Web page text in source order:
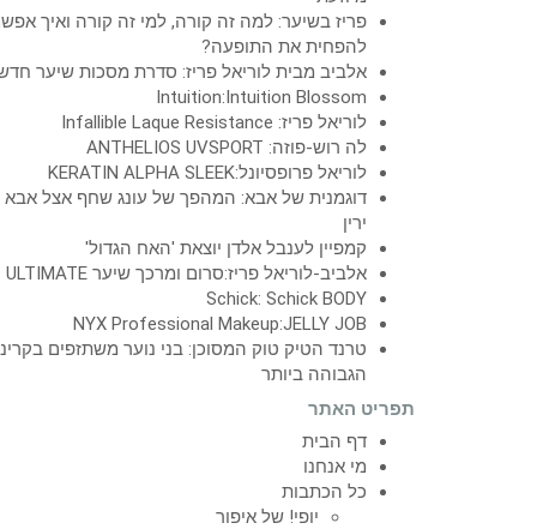
פריז בשיער: למה זה קורה, למי זה קורה ואיך
להפחית את התופעה?
אלביב מבית לוריאל פריז: סדרת מסכות שיער
Intuition:Intuition Blossom
לוריאל פריז: Infallible Laque Resistance
לה רוש-פוזה: ANTHELIOS UVSPORT
לוריאל פרופסיונל:KERATIN ALPHA SLEEK
דוגמנית של אבא: המהפך של עונג שחף אצל אבא
ירין
קמפיין לענבל אלדן יוצאת 'האח הגדול'
אלביב-לוריאל פריז:סרום ומרכך שיער ULTIMATE
Schick: Schick BODY
NYX Professional Makeup:JELLY JOB
טרנד הטיק טוק המסוכן: בני נוער משתזפים
הגבוהה ביותר
תפריט האתר
דף הבית
מי אנחנו
כל הכתבות
יופי! של איפור